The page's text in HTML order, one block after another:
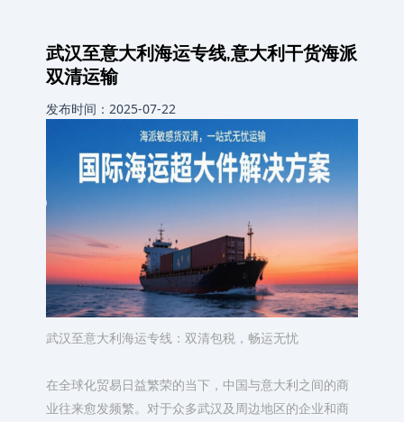
武汉至意大利海运专线‌,意大利干货海派
双清运输
发布时间：2025-07-22
武汉至意大利海运专线：双清包税，畅运无忧​
在全球化贸易日益繁荣的当下，中国与意大利之间的商
业往来愈发频繁。对于众多武汉及周边地区的企业和商